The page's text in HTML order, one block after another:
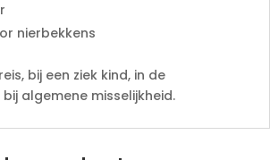
nierbekkens
bij een ziek kind, in de
algemene misselijkheid.